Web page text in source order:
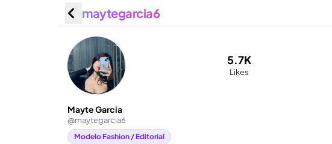
maytegarcia6
5.7K
Likes
Mayte Garcia
@maytegarcia6
Modelo Fashion / Editorial